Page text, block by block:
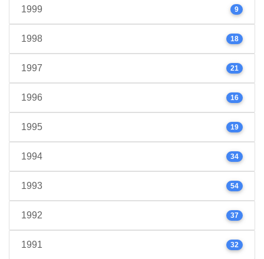
1999 9
1998 18
1997 21
1996 16
1995 19
1994 34
1993 54
1992 37
1991 32